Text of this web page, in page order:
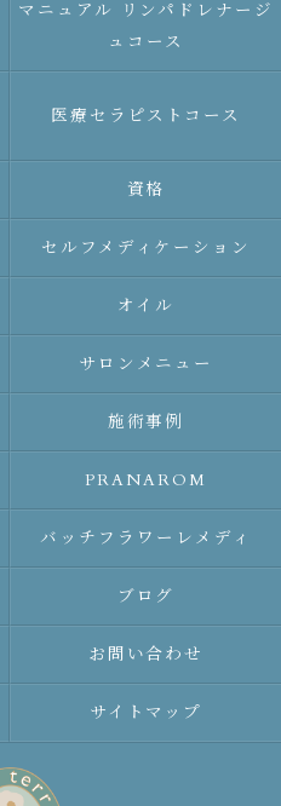
マニュアル リンパドレナージ
ュコース
医療セラピストコース
資格
セルフメディケーション
オイル
サロンメニュー
施術事例
PRANAROM
バッチフラワーレメディ
ブログ
お問い合わせ
サイトマップ